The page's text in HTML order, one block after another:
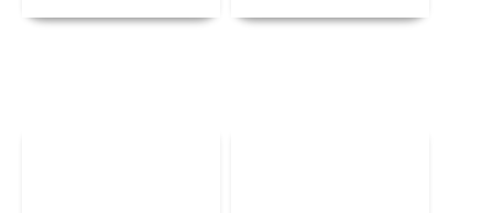
Αναλυτικά Αναλυτικά